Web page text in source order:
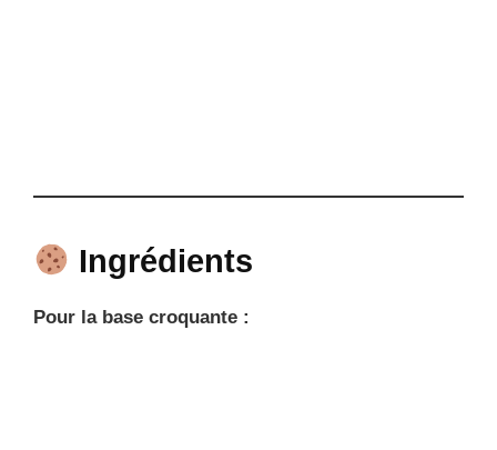
Ingrédients
Pour la base croquante :